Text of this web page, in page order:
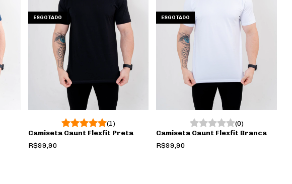
ESGOTADO
(1)
Camiseta Caunt Flexfit Preta
R$99,90
ESGOTADO
(0)
Camiseta Caunt Flexfit Branca
R$99,90